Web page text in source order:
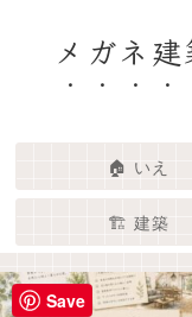
メガネ
🏠 いえ
🏗️ 建築
Save